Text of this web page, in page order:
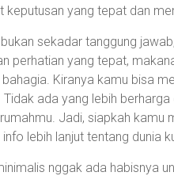
keputusan yang tepat dan
sekadar tanggung
perhatian yang tepat,
Kiranya kamu bisa
ada yang lebih
Jadi, siapkah kamu
info lebih lanjut tentang dunia
nggak ada habisnya